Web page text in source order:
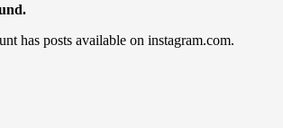
has posts available on instagram.com.